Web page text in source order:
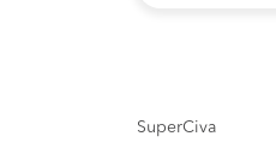
SuperCiva